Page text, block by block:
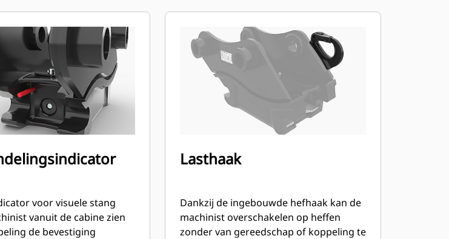
voor visuele stang
vanuit de cabine zien
de bevestiging
Lasthaak
Dankzij de ingebouwde hefhaak kan de
machinist overschakelen op heffen
zonder van gereedschap of koppeling te